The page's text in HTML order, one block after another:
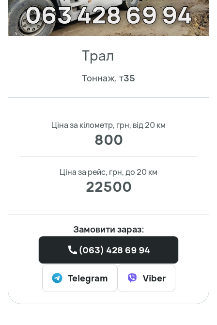
Трал
Тоннаж, т35
Ціна за кілометр, грн, від 20 км
800
Ціна за рейс, грн, до 20 км
22500
Замовити зараз:
(063) 428 69 94
Telegram Viber